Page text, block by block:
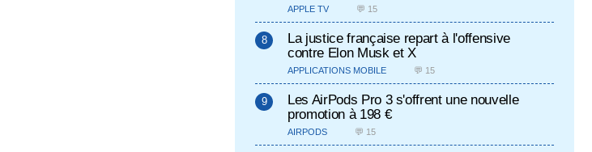
APPLE TV 💬 15
La justice française repart à l'offensive
contre Elon Musk et X
APPLICATIONS MOBILE 💬 15
Les AirPods Pro 3 s'offrent une nouvelle
promotion à 198 €
AIRPODS 💬 15